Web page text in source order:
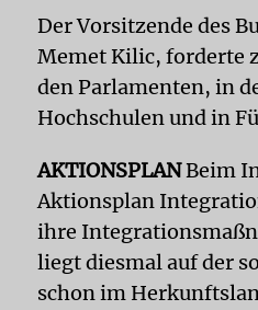
Der Vorsitzende des
Memet Kilic, forderte
den Parlamenten, in
Hochschulen und in
AKTIONSPLANBeim
Aktionsplan
ihre
liegt diesmal auf der
schon im